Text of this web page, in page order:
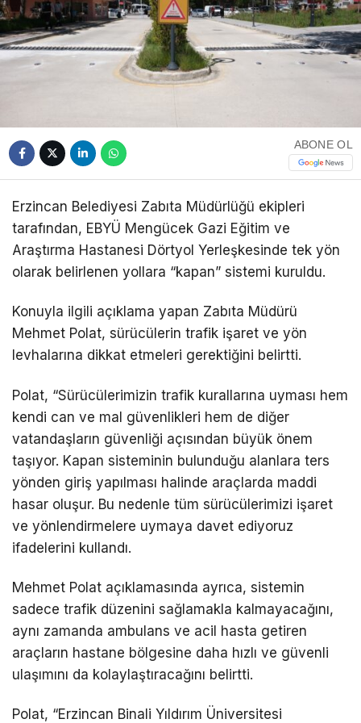
ABONE OL
Erzincan Belediyesi Zabıta Müdürlüğü ekipleri
tarafından, EBYÜ Mengücek Gazi Eğitim ve
Araştırma Hastanesi Dörtyol Yerleşkesinde tek yön
olarak belirlenen yollara “kapan” sistemi kuruldu.
Konuyla ilgili açıklama yapan Zabıta Müdürü
Mehmet Polat, sürücülerin trafik işaret ve yön
levhalarına dikkat etmeleri gerektiğini belirtti.
Polat, “Sürücülerimizin trafik kurallarına uyması hem
kendi can ve mal güvenlikleri hem de diğer
vatandaşların güvenliği açısından büyük önem
taşıyor. Kapan sisteminin bulunduğu alanlara ters
yönden giriş yapılması halinde araçlarda maddi
hasar oluşur. Bu nedenle tüm sürücülerimizi işaret
ve yönlendirmelere uymaya davet ediyoruz
ifadelerini kullandı.
Mehmet Polat açıklamasında ayrıca, sistemin
sadece trafik düzenini sağlamakla kalmayacağını,
aynı zamanda ambulans ve acil hasta getiren
araçların hastane bölgesine daha hızlı ve güvenli
ulaşımını da kolaylaştıracağını belirtti.
Polat, “Erzincan Binali Yıldırım Üniversitesi